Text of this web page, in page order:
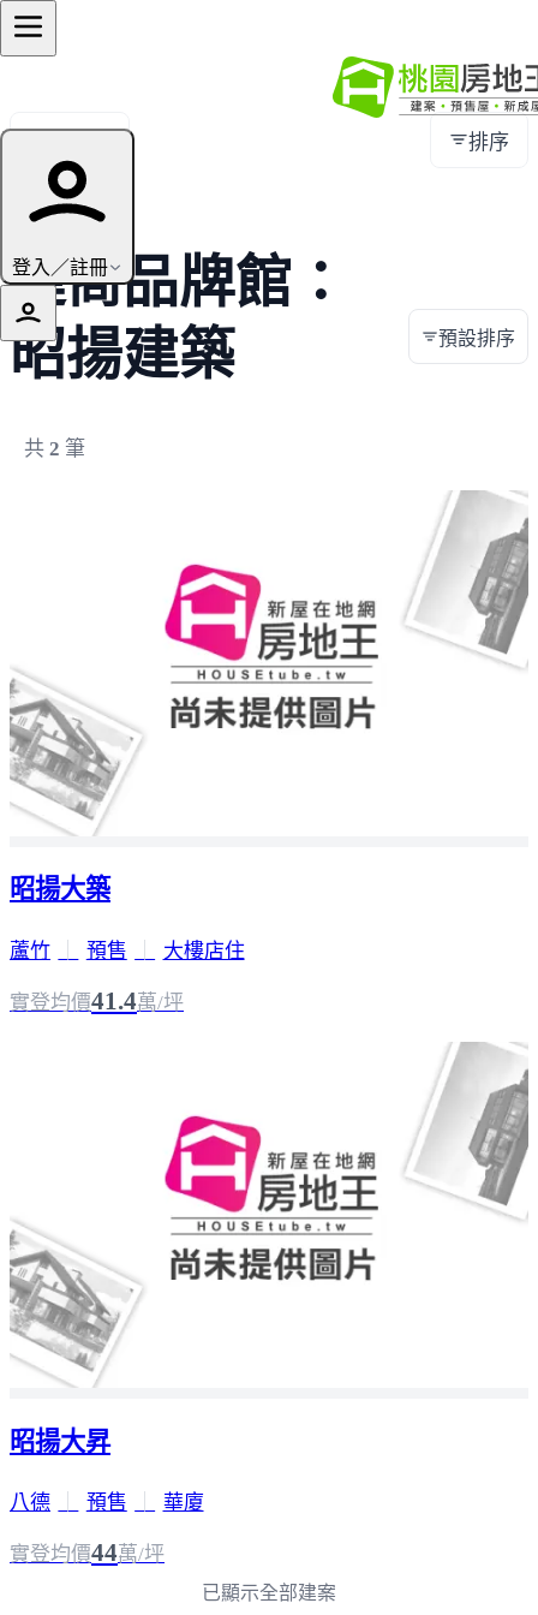
登入／註冊
排序
建商品牌館：
昭揚建築
共 2 筆
預設排序
昭揚大築
蘆竹 預售 大樓店住
實登均價41.4萬/坪
昭揚大昇
八德 預售 華廈
實登均價44萬/坪
已顯示全部建案